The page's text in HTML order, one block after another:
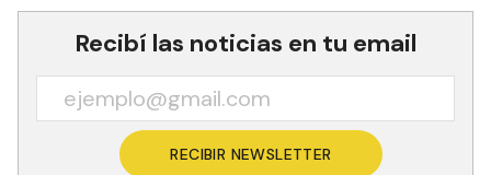
Recibí las noticias en tu email
RECIBIR NEWSLETTER